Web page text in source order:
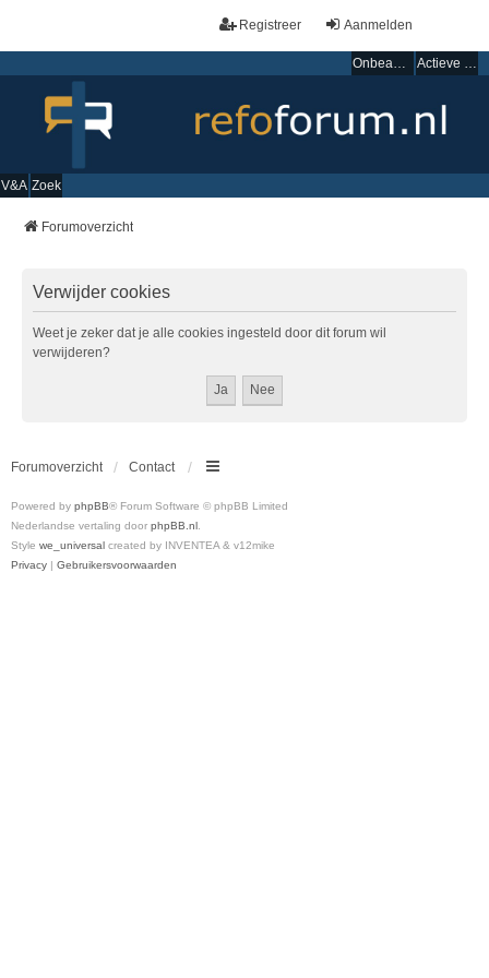
Aanmelden
Registreer
Onbeantwoorde onderwerpen Actieve onderwerpen
V&A Zoek
Forumoverzicht
Verwijder cookies
Weet je zeker dat je alle cookies ingesteld door dit forum wil
verwijderen?
Forumoverzicht Contact
Powered by phpBB® Forum Software © phpBB Limited
Nederlandse vertaling door phpBB.nl
Style we_universal created by INVENTEA & v12mike
Privacy | Gebruikersvoorwaarden